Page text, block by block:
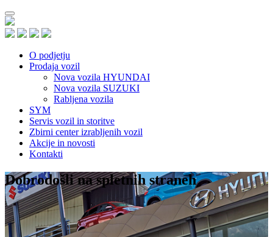
O podjetju
Prodaja vozil
Nova vozila HYUNDAI
Nova vozila SUZUKI
Rabljena vozila
SYM
Servis vozil in storitve
Zbirni center izrabljenih vozil
Akcije in novosti
Kontakti
Dobrodošli na spletnih straneh